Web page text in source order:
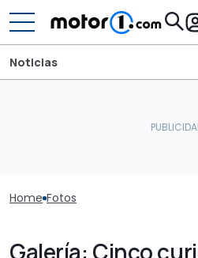
Noticias
Home Fotos
Galería: Cinco